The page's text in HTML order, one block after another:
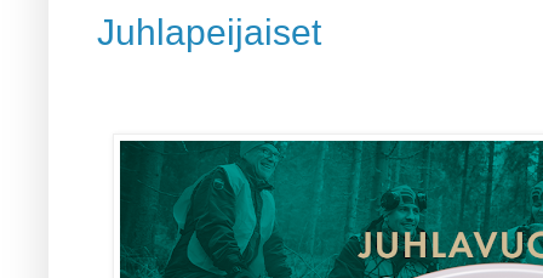
Juhlapeijaiset